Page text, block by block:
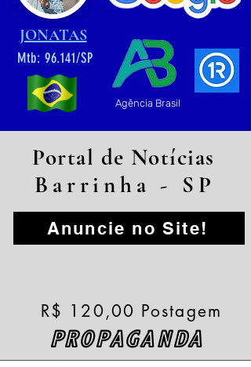
JONATAS
Mtb: 96.141/SP
Agência Brasil
Anuncie no Site!
PROPAGANDA
R$ 120,00 Postagem
Barrinha - SP
Portal de Notícias